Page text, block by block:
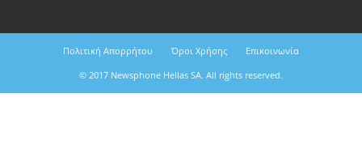
Πολιτική Απορρήτου Όροι Χρήσης
Επικοινωνία
© 2017 Newsphone Hellas SA. All rights reserved.